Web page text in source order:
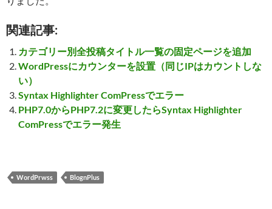
関連記事:
カテゴリー別全投稿タイトル一覧の固定ページを追加
WordPressにカウンターを設置（同じIPはカウントしな
い）
Syntax Highlighter ComPressでエラー
PHP7.0からPHP7.2に変更したらSyntax Highlighter
ComPressでエラー発生
WordPrwss BlognPlus